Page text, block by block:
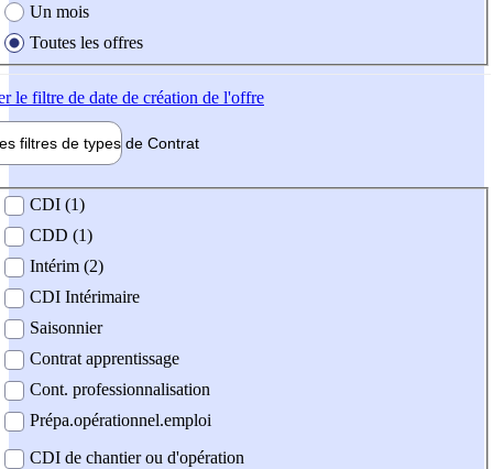
Un mois
Toutes les offres
le filtre de date de création de l'offre
filtres de types de Contrat
contrat
CDI (1)
CDD (1)
Intérim (2)
CDI Intérimaire
Saisonnier
Contrat apprentissage
Cont. professionnalisation
Prépa.opérationnel.emploi
CDI de chantier ou d'opération